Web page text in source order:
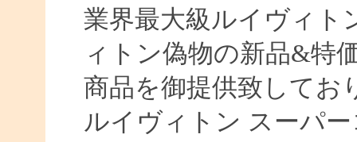
業界最大級ルイヴィト
ィトン偽物の新品&特
商品を御提供致してお
ルイヴィトン スーパ